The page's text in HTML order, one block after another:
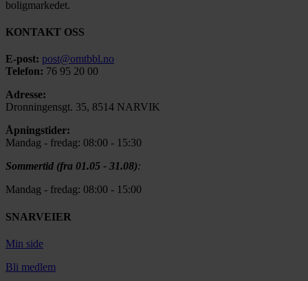
boligmarkedet.
KONTAKT OSS
E-post: post@omtbbl.no
Telefon: 76 95 20 00
Adresse:
Dronningensgt. 35, 8514 NARVIK
Åpningstider:
Mandag - fredag: 08:00 - 15:30
Sommertid (fra 01.05 - 31.08):
Mandag - fredag: 08:00 - 15:00
SNARVEIER
Min side
Bli medlem